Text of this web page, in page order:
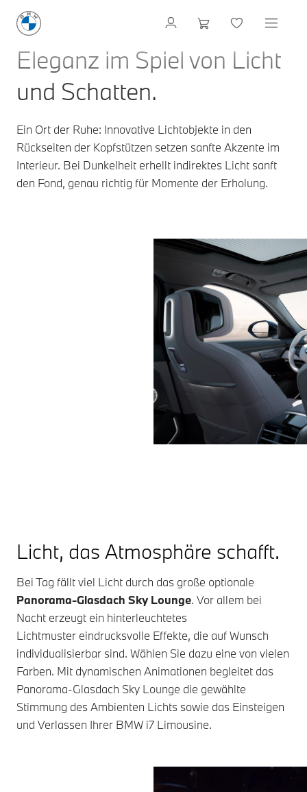
Eleganz im Spiel von Licht
und Schatten.
Ein Ort der Ruhe: Innovative Lichtobjekte in den
Rückseiten der Kopfstützen setzen sanfte Akzente im
Interieur. Bei Dunkelheit erhellt indirektes Licht sanft
den Fond, genau richtig für Momente der Erholung.
Licht, das Atmosphäre schafft.
Bei Tag fällt viel Licht durch das große optionale
Panorama-Glasdach Sky Lounge. Vor allem bei
Nacht erzeugt ein hinterleuchtetes
Lichtmuster eindrucksvolle Effekte, die auf Wunsch
individualisierbar sind. Wählen Sie dazu eine von vielen
Farben. Mit dynamischen Animationen begleitet das
Panorama-Glasdach Sky Lounge die gewählte
Stimmung des Ambienten Lichts sowie das Einsteigen
und Verlassen Ihrer BMW i7 Limousine.